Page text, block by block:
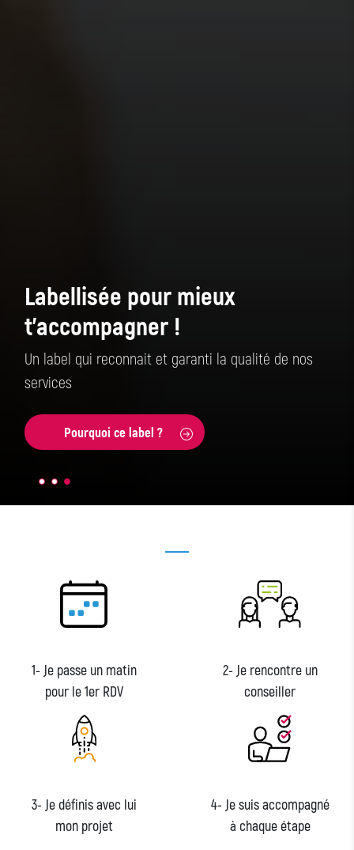
Labellisée pour mieux
t'accompagner !
Un label qui reconnait et garanti la qualité de nos
services
Pourquoi ce label ?
1- Je passe un matin
pour le 1er RDV
2- Je rencontre un
conseiller
3- Je définis avec lui
mon projet
4- Je suis accompagné
à chaque étape